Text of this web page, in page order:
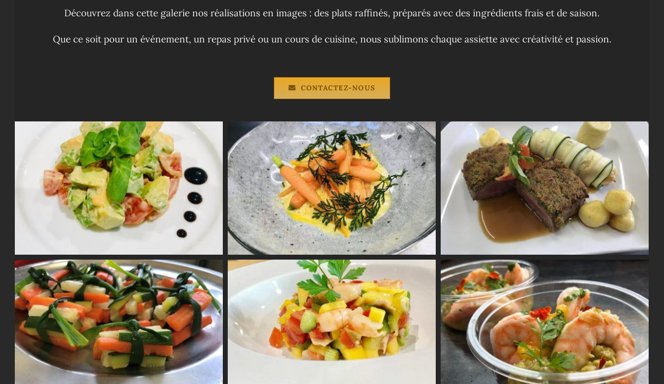
Découvrez dans cette galerie nos réalisations en images : des plats raffinés, préparés avec des ingrédients frais et de saison.
Que ce soit pour un événement, un repas privé ou un cours de cuisine, nous sublimons chaque assiette avec créativité et passion.
CONTACTEZ-NOUS